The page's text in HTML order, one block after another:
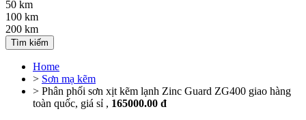
50 km
100 km
200 km
Tìm kiếm
Home
> Sơn mạ kẽm
> Phân phối sơn xịt kẽm lạnh Zinc Guard ZG400 giao hàng
toàn quốc, giá sỉ , 165000.00 đ